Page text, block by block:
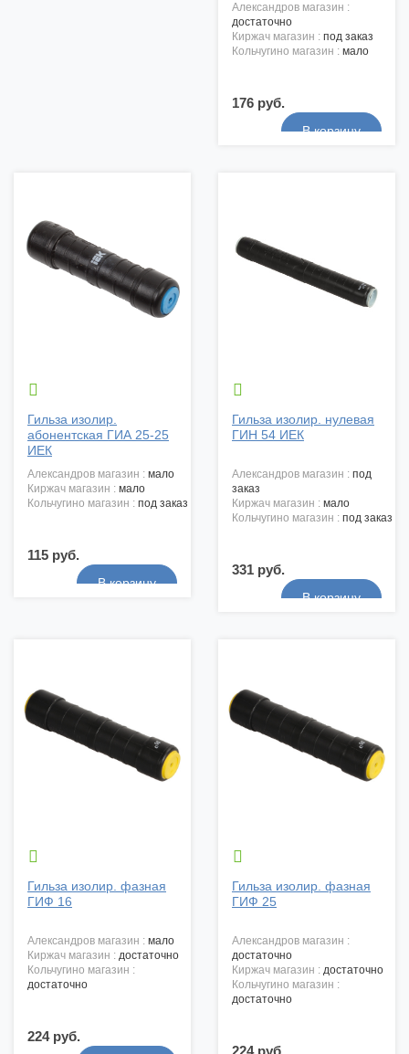
александров магазин :
достаточно
киржач магазин : под заказ
кольчугино магазин : мало
176 руб.

Гильза изолир.
абонентская ГИА 25-25
ИЕК
александров магазин : мало
киржач магазин : мало
кольчугино магазин : под заказ
115 руб.

Гильза изолир. нулевая
ГИН 54 ИЕК
александров магазин : под
заказ
киржач магазин : мало
кольчугино магазин : под заказ
331 руб.

Гильза изолир. фазная
ГИФ 16
александров магазин : мало
киржач магазин : достаточно
кольчугино магазин :
достаточно
224 руб.

Гильза изолир. фазная
ГИФ 25
александров магазин :
достаточно
киржач магазин : достаточно
кольчугино магазин :
достаточно